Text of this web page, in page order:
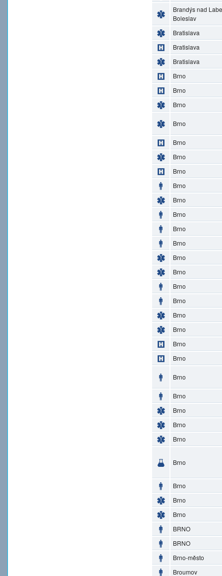
Brandýs nad
Boleslav
Bratislava
Bratislava
Bratislava
Brno
Brno
Brno
Brno
Brno
Brno
Brno
Brno
Brno
Brno
Brno
Brno
Brno
Brno
Brno
Brno
Brno
Brno
Brno
Brno
Brno
Brno
Brno
Brno
Brno
Brno
Brno
Brno
Brno
BRNO
BRNO
Brno-město
Broumov